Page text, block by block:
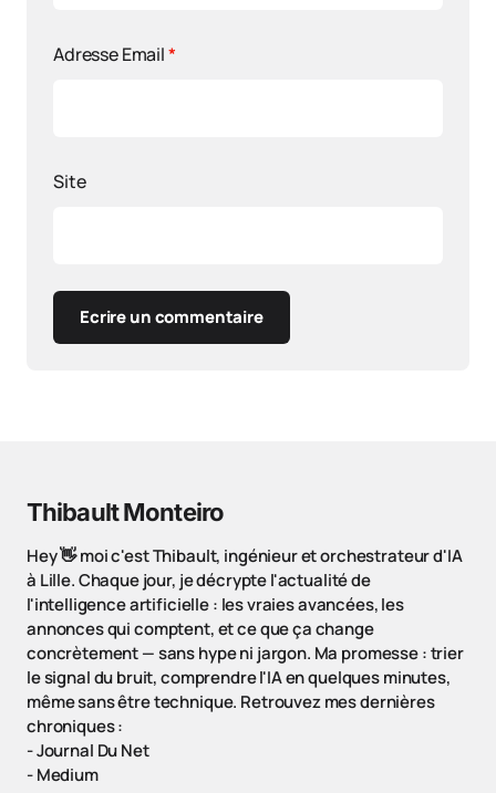
Adresse Email*
Site
Ecrire un commentaire
Thibault Monteiro
Hey 👋 moi c'est Thibault, ingénieur et orchestrateur d'IA
à Lille. Chaque jour, je décrypte l'actualité de
l'intelligence artificielle : les vraies avancées, les
annonces qui comptent, et ce que ça change
concrètement — sans hype ni jargon. Ma promesse : trier
le signal du bruit, comprendre l'IA en quelques minutes,
même sans être technique. Retrouvez mes dernières
chroniques :
-Journal Du Net
-Medium